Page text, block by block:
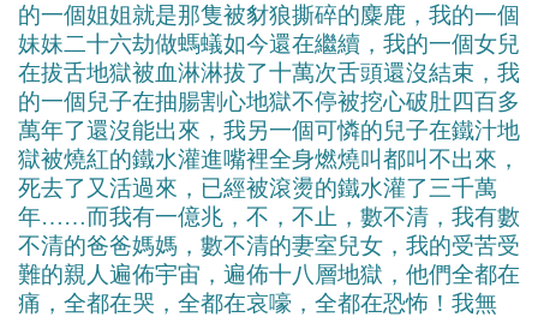
的一個姐姐就是那隻被豺狼撕碎的麋鹿，我的一個
妹妹二十六劫做螞蟻如今還在繼續，我的一個女兒
在拔舌地獄被血淋淋拔了十萬次舌頭還沒結束，我
的一個兒子在抽腸割心地獄不停被挖心破肚四百多
萬年了還沒能出來，我另一個可憐的兒子在鐵汁地
獄被燒紅的鐵水灌進嘴裡全身燃燒叫都叫不出來，
死去了又活過來，已經被滾燙的鐵水灌了三千萬
年……而我有一億兆，不，不止，數不清，我有數
不清的爸爸媽媽，數不清的妻室兒女，我的受苦受
難的親人遍佈宇宙，遍佈十八層地獄，他們全都在
痛，全都在哭，全都在哀嚎，全都在恐怖！我無